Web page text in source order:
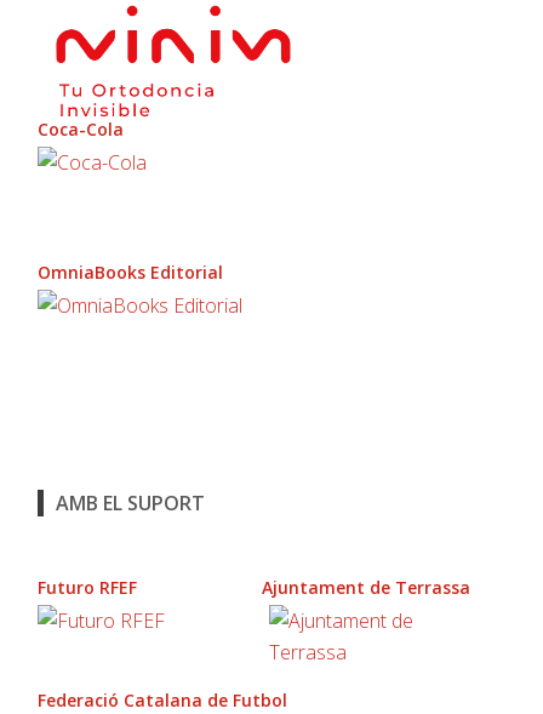
Coca-Cola
OmniaBooks Editorial
AMB EL SUPORT
Futuro RFEF Ajuntament de Terrassa
Federació Catalana de Futbol